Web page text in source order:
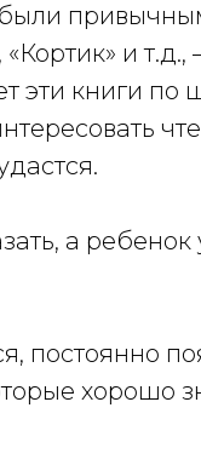
и
эти книги по
а ребенок
постоянно
хорошо